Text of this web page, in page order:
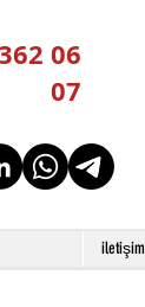
06
07
iletişim